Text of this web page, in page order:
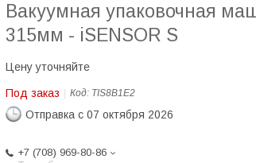
Вакуумная упаковочная
315мм - iSENSOR S
Цену уточняйте
Под заказ Код: TIS8B1E2
Отправка с 07 октября 2026
+7 (708) 969-80-86